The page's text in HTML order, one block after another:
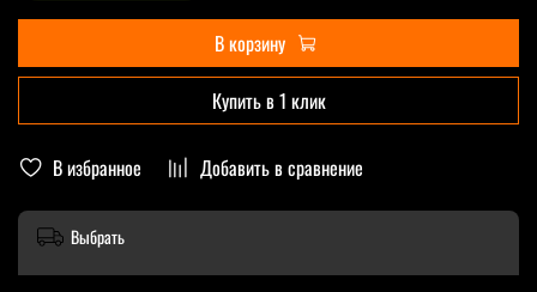
В избранное Добавить в сравнение
В корзину
Купить в 1 клик
Выбрать